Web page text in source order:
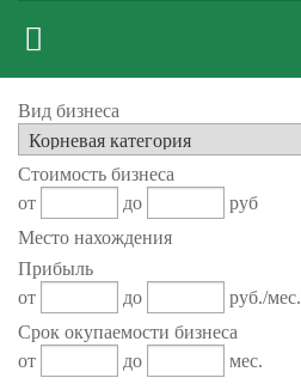
Меню
сайта
Вид бизнеса
Стоимость бизнеса
от
до
руб
Место нахождения
Прибыль
от
до
руб./мес.
Срок окупаемости бизнеса
от
до
мес.